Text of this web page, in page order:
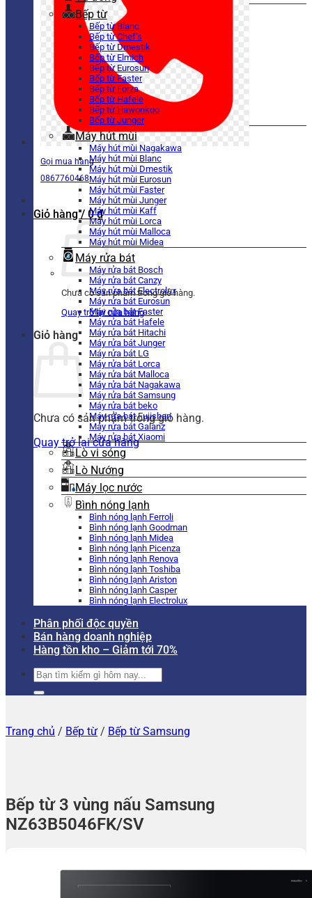
Gọi mua hàng
0867760468
Giỏ hàng / 0₫
Chưa có sản phẩm trong giỏ hàng.
Quay trở lại cửa hàng
Giỏ hàng
Chưa có sản phẩm trong giỏ hàng.
Quay trở lại cửa hàng
Bếp từ
Bếp từ Blanc
Bếp từ Chef’s
Bếp từ Dmestik
Bếp từ Elmich
Bếp từ Eurosun
Bếp từ Faster
Bếp từ Forza
Bếp từ Hafele
Bếp từ Hawonkoo
Bếp từ Junger
Máy hút mùi
Máy hút mùi Nagakawa
Máy hút mùi Blanc
Máy hút mùi Dmestik
Máy hút mùi Eurosun
Máy hút mùi Faster
Máy hút mùi Junger
Máy hút mùi Kaff
Máy hút mùi Lorca
Máy hút mùi Malloca
Máy hút mùi Midea
Máy rửa bát
Máy rửa bát Bosch
Máy rửa bát Canzy
Máy rửa bát Electrolux
Máy rửa bát Eurosun
Máy rửa bát Faster
Máy rửa bát Hafele
Máy rửa bát Hitachi
Máy rửa bát Junger
Máy rửa bát LG
Máy rửa bát Lorca
Máy rửa bát Malloca
Máy rửa bát Nagakawa
Máy rửa bát Samsung
Máy rửa bát beko
Máy rửa bát Fujishan
Máy rửa bát Galanz
Máy rửa bát Xiaomi
Lò vi sóng
Lò Nướng
Máy lọc nước
Bình nóng lạnh
Bình nóng lạnh Ferroli
Bình nóng lạnh Goodman
Bình nóng lạnh Midea
Bình nóng lạnh Picenza
Bình nóng lạnh Renova
Bình nóng lạnh Toshiba
Bình nóng lạnh Ariston
Bình nóng lạnh Casper
Bình nóng lạnh Electrolux
Phân phối độc quyền
Bán hàng doanh nghiệp
Hàng tồn kho – Giảm tới 70%
Tìm
kiếm:
Trang chủ / Bếp từ / Bếp từ Samsung
Bếp từ 3 vùng nấu Samsung
NZ63B5046FK/SV